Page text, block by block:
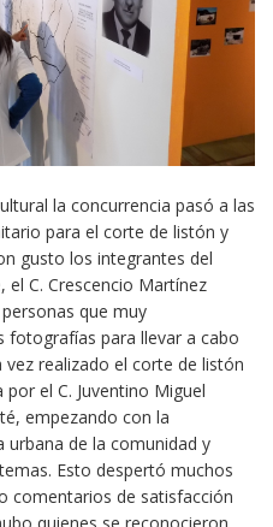
la concurrencia pasó a las
para el corte de listón y
gusto los integrantes del
C. Crescencio Martínez
que muy
fotografías para llevar a cabo
realizado el corte de listón
el C. Juventino Miguel
empezando con la
urbana de la comunidad y
Esto despertó muchos
comentarios de satisfacción
quienes se reconocieron